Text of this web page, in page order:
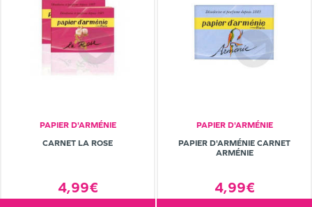
PAPIER D'ARMÉNIE
CARNET LA ROSE
4,99€
PAPIER D'ARMÉNIE
PAPIER D'ARMÉNIE CARNET
ARMÉNIE
4,99€